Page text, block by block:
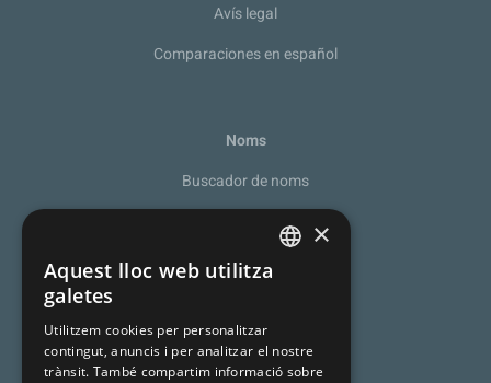
Avís legal
Comparaciones en español
Noms
Buscador de noms
Recomanador de noms
De la A a la Z
Cognoms catalansENGLISH
×
Aquest lloc web utilitza
galetes
Utilitzem cookies per personalitzar
contingut, anuncis i per analitzar el nostre
trànsit. També compartim informació sobre